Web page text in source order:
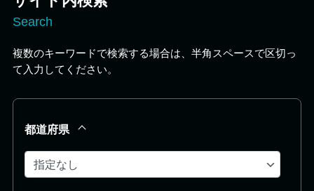
Search
複数のキーワードで検索する場合は、半角スペースで区切っ
て入力してください。
都道府県